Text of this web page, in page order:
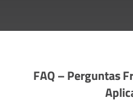
FAQ – Perguntas